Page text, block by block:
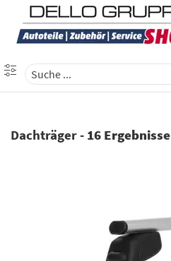
Dachträger- 16 Ergebnisse